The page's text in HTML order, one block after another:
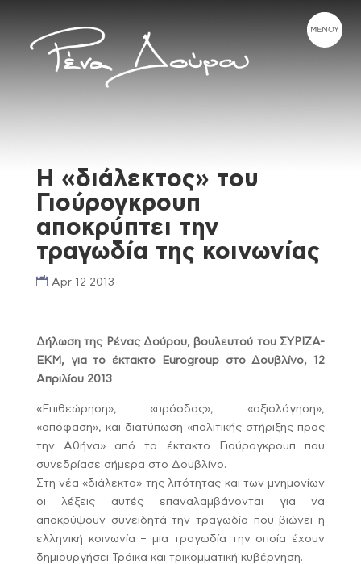
Η «διάλεκτος» του
Γιούρογκρουπ
αποκρύπτει την
τραγωδία της κοινωνίας
Apr 12 2013
Δήλωση της Ρένας Δούρου, βουλευτού του ΣΥΡΙΖΑ-
ΕΚΜ, για το έκτακτο Eurogroup στο Δουβλίνο, 12
Απριλίου 2013
«Επιθεώρηση», «πρόοδος», «αξιολόγηση»,
«απόφαση», και διατύπωση «πολιτικής στήριξης προς
την Αθήνα» από το έκτακτο Γιούρογκρουπ που
συνεδρίασε σήμερα στο Δουβλίνο.
Στη νέα «διάλεκτο» της λιτότητας και των μνημονίων
οι λέξεις αυτές επαναλαμβάνονται για να
αποκρύψουν συνειδητά την τραγωδία που βιώνει η
ελληνική κοινωνία – μια τραγωδία την οποία έχουν
δημιουργήσει Τρόικα και τρικομματική κυβέρνηση.